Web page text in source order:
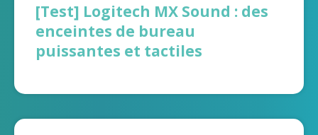
[Test] Logitech MX Sound : des
enceintes de bureau
puissantes et tactiles